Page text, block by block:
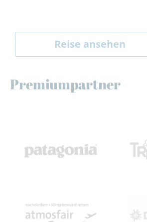
Reise ansehen
Premiumpartner